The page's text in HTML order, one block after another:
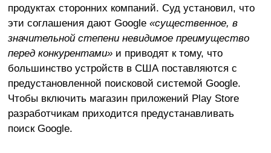
продуктах сторонних компаний. Суд установил, что
эти соглашения дают Google «существенное, в
значительной степени невидимое преимущество
перед конкурентами»и приводят к тому, что
большинство устройств в США поставляются с
предустановленной поисковой системой Google.
Чтобы включить магазин приложений Play Store
разработчикам приходится предустанавливать
поиск Google.